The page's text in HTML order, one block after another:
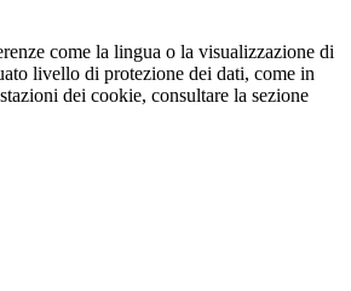
come la lingua o la visualizzazione di
livello di protezione dei dati, come in
dei cookie, consultare la sezione